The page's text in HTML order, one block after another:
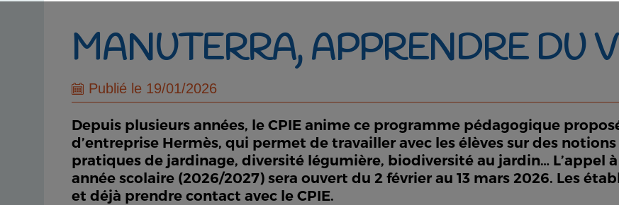
MANUTERRA, APPRENDRE DU
Publié le 19/01/2026
Depuis plusieurs années, le CPIE anime ce programme pédagogique
d’entreprise Hermès, qui permet de travailler avec les élèves sur des
pratiques de jardinage, diversité légumière, biodiversité au jardin… L’appel
année scolaire (2026/2027) sera ouvert du 2 février au 13 mars 2026. Les
et déjà prendre contact avec le CPIE.